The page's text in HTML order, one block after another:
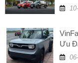
Ưu